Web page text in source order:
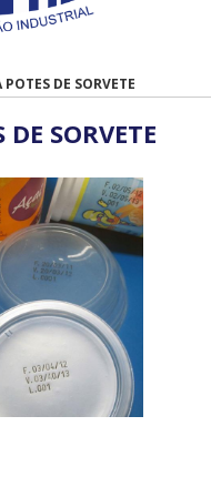
DE SORVETE
SORVETE